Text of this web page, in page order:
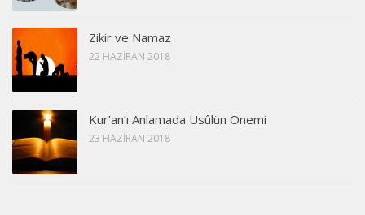
Zikir ve Namaz
22 HAZIRAN 2018
Kur’an’ı Anlamada Usûlün Önemi
23 HAZIRAN 2018